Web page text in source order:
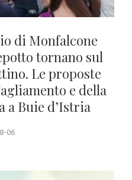
di Monfalcone
tornano sul
Le proposte
e della
a Buie d’Istria
06